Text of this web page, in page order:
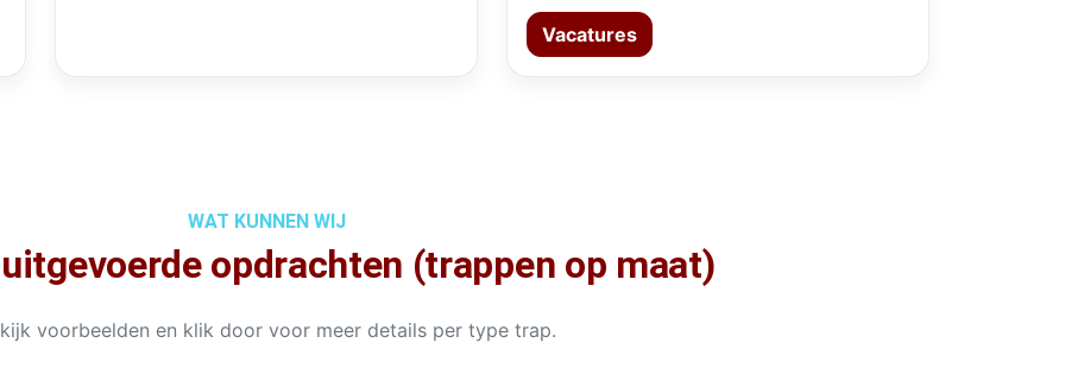
Vacatures
WAT KUNNEN WIJ
opdrachten (trappen op maat)
voorbeelden en klik door voor meer details per type trap.